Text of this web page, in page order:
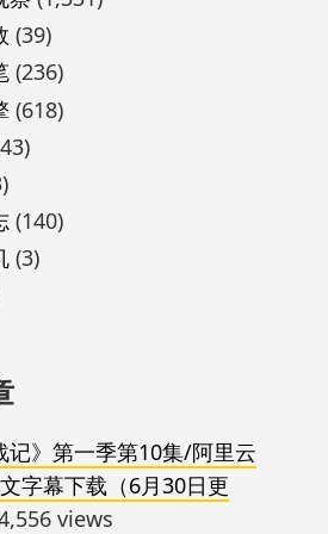
(39)
(236)
(618)
(140)
(3)
记》第一季第10集/阿里云
字幕下载（6月30日更
views